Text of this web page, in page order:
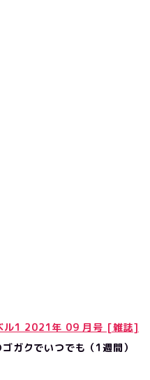
ル1 2021年 09 月号 [雑誌]
ガクでいつでも（1週間）